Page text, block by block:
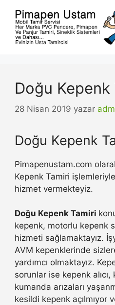
Doğu Kepenk
28 Nisan 2019 yazar
Doğu Kepenk
Pimapenustam.com
Kepenk Tamiri
hizmet vermekteyiz.
Doğu Kepenk Tamiri
kepenk, motorlu kepenk
hizmeti sağlamaktayız.
AVM kepenklerinde
yardımcı olmaktayız.
sorunlar ise kepenk
kumanda arızaları
kesildi kepenk açılmıyor